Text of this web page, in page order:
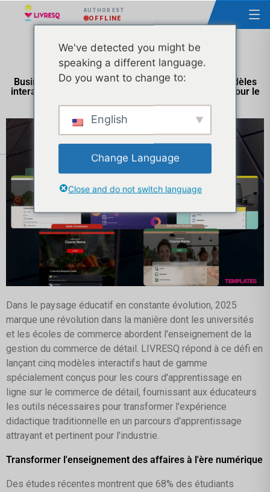
AUTHOR EST
OFFLINE
Business Education 2025 : LIVRESQ présente 5 modèles
interactifs pour les cours d'apprentissage en ligne pour le
Dans le paysage éducatif en constante évolution, 2025
marque une révolution dans la manière dont les universités
et les écoles de commerce abordent l'enseignement de la
gestion du commerce de détail. LIVRESQ répond à ce défi en
lançant cinq modèles interactifs haut de gamme
spécialement conçus pour les cours d'apprentissage en
ligne sur le commerce de détail, fournissant aux éducateurs
les outils nécessaires pour transformer l'expérience
didactique traditionnelle en un parcours d'apprentissage
attrayant et pertinent pour l'industrie.
Transformer l'enseignement des affaires à l'ère numérique
Des études récentes montrent que 68% des étudiants
We've detected you might be
speaking a different language.
Do you want to change to:
English
Change Language
Close and do not switch language